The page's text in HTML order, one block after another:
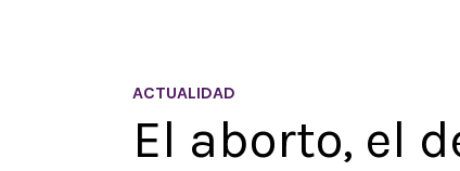
ACTUALIDAD
El aborto, el